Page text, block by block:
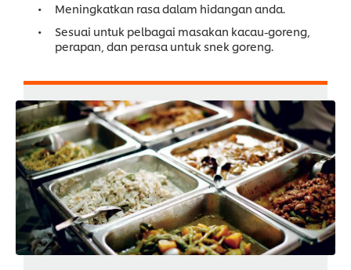
Meningkatkan rasa dalam hidangan anda.
Sesuai untuk pelbagai masakan kacau-goreng,
perapan, dan perasa untuk snek goreng.